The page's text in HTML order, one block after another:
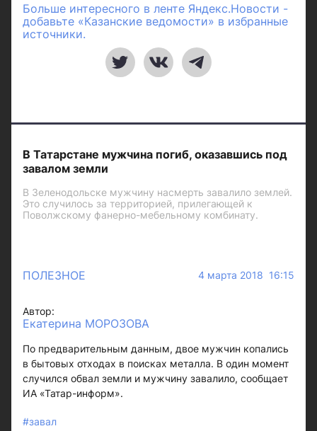
Больше интересного в ленте Яндекс.Новости -
добавьте «Казанские ведомости» в избранные
источники.
В Татарстане мужчина погиб, оказавшись под
завалом земли
В Зеленодольске мужчину насмерть завалило землей.
Это случилось за территорией, прилегающей к
Поволжскому фанерно-мебельному комбинату.
ПОЛЕЗНОЕ 4 марта 2018 16:15
Автор:
Екатерина МОРОЗОВА
По предварительным данным, двое мужчин копались
в бытовых отходах в поисках металла. В один момент
случился обвал земли и мужчину завалило, сообщает
ИА «Татар-информ».
#завал